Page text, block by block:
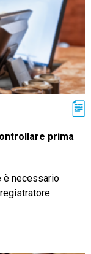
prima
è necessario